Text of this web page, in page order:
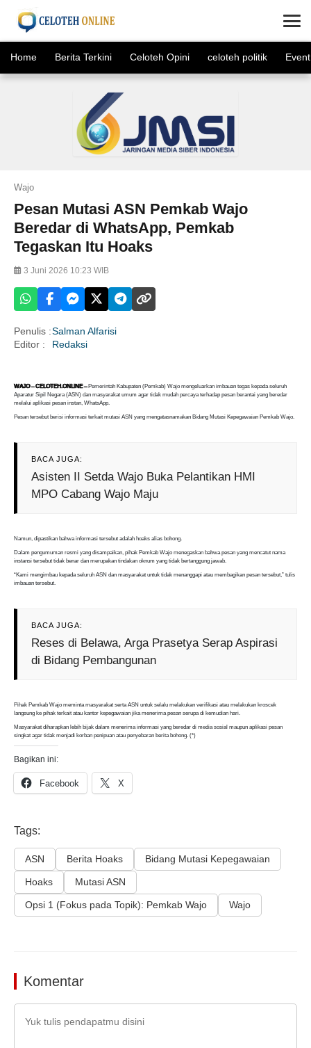
Home Berita Terkini Celoteh Opini celoteh politik Event
Wajo
Pesan Mutasi ASN Pemkab Wajo
Beredar di WhatsApp, Pemkab
Tegaskan Itu Hoaks
3 Juni 2026 10:23 WIB
Penulis :Salman Alfarisi
Editor :
Redaksi
WAJO – CELOTEH.ONLINE –Pemerintah Kabupaten (Pemkab) Wajo mengeluarkan imbauan tegas kepada seluruh
Aparatur Sipil Negara (ASN) dan masyarakat umum agar tidak mudah percaya terhadap pesan berantai yang beredar
melalui aplikasi pesan instan, WhatsApp.
Pesan tersebut berisi informasi terkait mutasi ASN yang mengatasnamakan Bidang Mutasi Kepegawaian Pemkab Wajo.
BACA JUGA:
Asisten II Setda Wajo Buka Pelantikan HMI
MPO Cabang Wajo Maju
Namun, dipastikan bahwa informasi tersebut adalah hoaks alias bohong.
Dalam pengumuman resmi yang disampaikan, pihak Pemkab Wajo menegaskan bahwa pesan yang mencatut nama
instansi tersebut tidak benar dan merupakan tindakan oknum yang tidak bertanggung jawab.
“Kami mengimbau kepada seluruh ASN dan masyarakat untuk tidak menanggapi atau membagikan pesan tersebut,” tulis
imbauan tersebut.
BACA JUGA:
Reses di Belawa, Arga Prasetya Serap Aspirasi
di Bidang Pembangunan
Pihak Pemkab Wajo meminta masyarakat serta ASN untuk selalu melakukan verifikasi atau melakukan kroscek
langsung ke pihak terkait atau kantor kepegawaian jika menerima pesan serupa di kemudian hari.
Masyarakat diharapkan lebih bijak dalam menerima informasi yang beredar di media sosial maupun aplikasi pesan
singkat agar tidak menjadi korban penipuan atau penyebaran berita bohong. (*)
Bagikan ini:
Facebook X
Tags:
ASN Berita Hoaks Bidang Mutasi Kepegawaian
Hoaks Mutasi ASN
Opsi 1 (Fokus pada Topik): ⁠Pemkab Wajo Wajo
Komentar